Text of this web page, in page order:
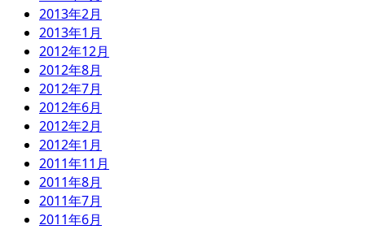
2013年2月
2013年1月
2012年12月
2012年8月
2012年7月
2012年6月
2012年2月
2012年1月
2011年11月
2011年8月
2011年7月
2011年6月